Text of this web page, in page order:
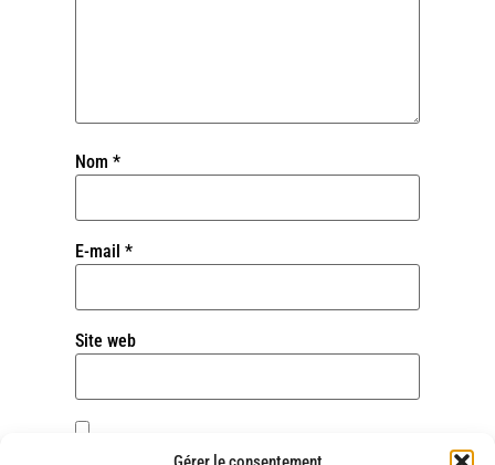
Nom *
E-mail *
Site web
Enregistrer mon nom, mon e-mail et mon site